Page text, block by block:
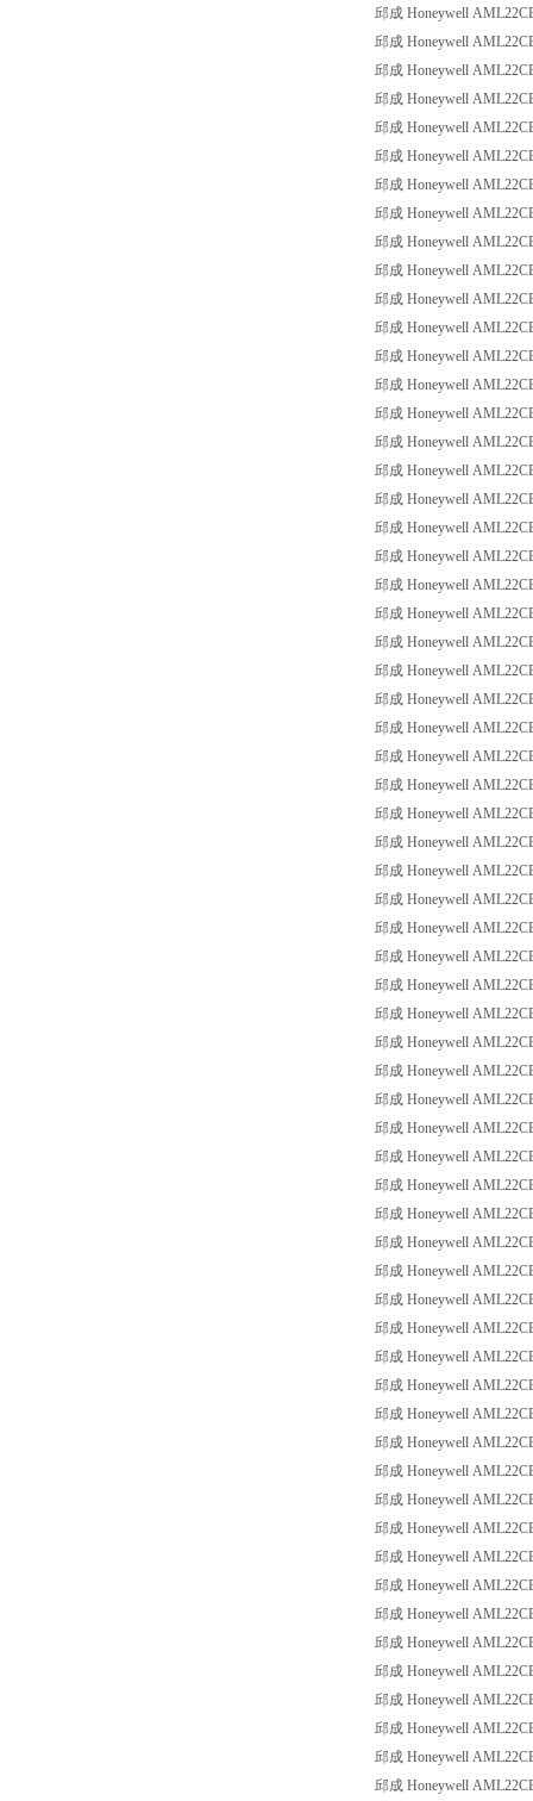
邱成 Honeywell
邱成 Honeywell
邱成 Honeywell
邱成 Honeywell
邱成 Honeywell
邱成 Honeywell
邱成 Honeywell
邱成 Honeywell
邱成 Honeywell
邱成 Honeywell
邱成 Honeywell
邱成 Honeywell
邱成 Honeywell
邱成 Honeywell
邱成 Honeywell
邱成 Honeywell
邱成 Honeywell
邱成 Honeywell
邱成 Honeywell
邱成 Honeywell
邱成 Honeywell
邱成 Honeywell
邱成 Honeywell
邱成 Honeywell
邱成 Honeywell
邱成 Honeywell
邱成 Honeywell
邱成 Honeywell
邱成 Honeywell
邱成 Honeywell
邱成 Honeywell
邱成 Honeywell
邱成 Honeywell
邱成 Honeywell
邱成 Honeywell
邱成 Honeywell
邱成 Honeywell
邱成 Honeywell
邱成 Honeywell
邱成 Honeywell
邱成 Honeywell
邱成 Honeywell
邱成 Honeywell
邱成 Honeywell
邱成 Honeywell
邱成 Honeywell
邱成 Honeywell
邱成 Honeywell
邱成 Honeywell
邱成 Honeywell
邱成 Honeywell
邱成 Honeywell
邱成 Honeywell
邱成 Honeywell
邱成 Honeywell
邱成 Honeywell
邱成 Honeywell
邱成 Honeywell
邱成 Honeywell
邱成 Honeywell
邱成 Honeywell
邱成 Honeywell
邱成 Honeywell